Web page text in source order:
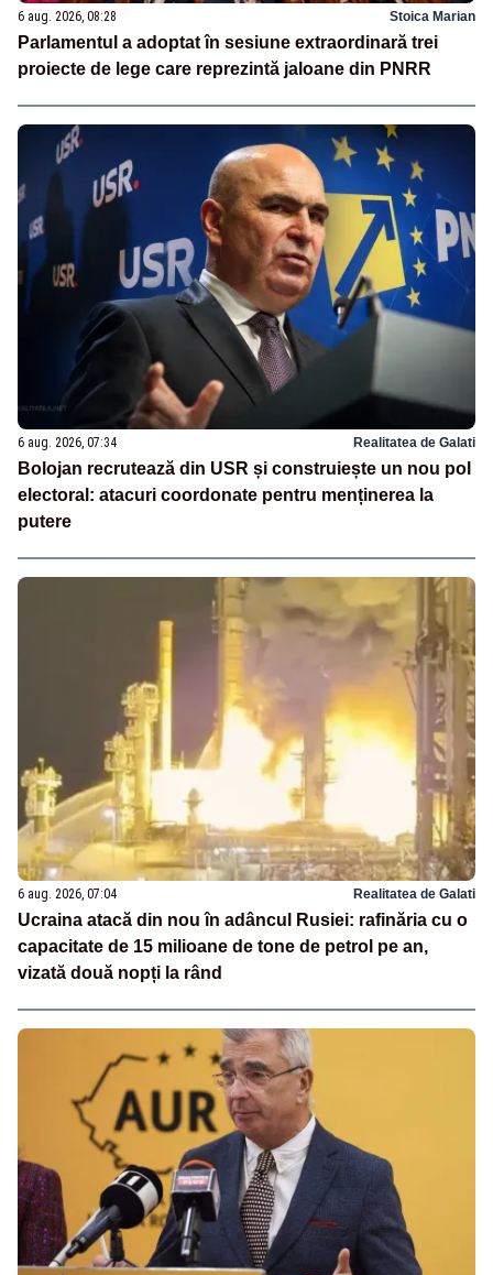
6 aug. 2026, 08:28 Stoica Marian
Parlamentul a adoptat în sesiune extraordinară trei
proiecte de lege care reprezintă jaloane din PNRR
6 aug. 2026, 07:34 Realitatea de Galati
Bolojan recrutează din USR și construiește un nou pol
electoral: atacuri coordonate pentru menținerea la
putere
6 aug. 2026, 07:04 Realitatea de Galati
Ucraina atacă din nou în adâncul Rusiei: rafinăria cu o
capacitate de 15 milioane de tone de petrol pe an,
vizată două nopți la rând